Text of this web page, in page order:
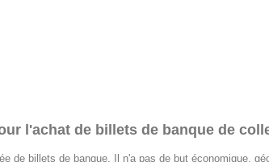
l'achat de billets de banque de
de billets de banque. Il n'a pas de but économique,